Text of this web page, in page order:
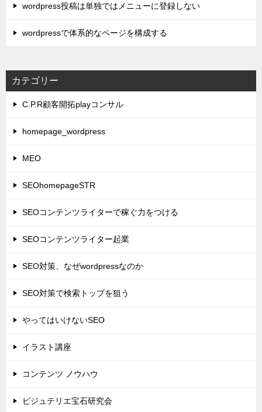
wordpress投稿は単独ではメニューに登録しない
wordpressで体系的なページを構成する
カテゴリー
C.P.R顧客開拓playコンサル
homepage_wordpress
MEO
SEOhomepageSTR
SEOコンテンツライターで稼ぐ力をつける
SEOコンテンツライター起業
SEO対策、なぜwordpressなのか
SEO対策で検索トップを狙う
やってはいけないSEO
イラスト講座
コンテンツ ノウハウ
ビジュテリエ宝石研究会